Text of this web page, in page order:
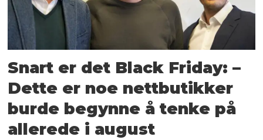
Snart er det Black Friday: –
Dette er noe nettbutikker
burde begynne å tenke på
allerede i august